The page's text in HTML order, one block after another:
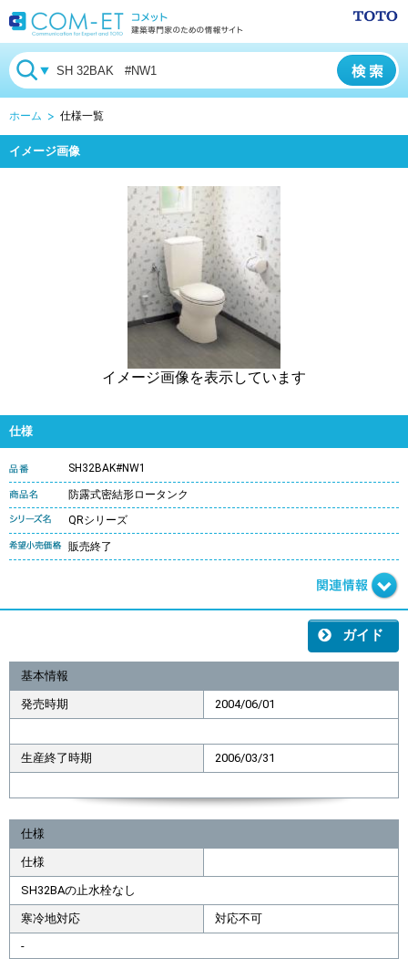
ホーム 仕様一覧
イメージ画像
イメージ画像を表示しています
仕様
SH32BAK#NW1
防露式密結形ロータンク
QRシリーズ
販売終了
ガイド
基本情報
発売時期 2004/06/01
生産終了時期 2006/03/31
仕様
仕様
SH32BAの止水栓なし
寒冷地対応
対応不可
-